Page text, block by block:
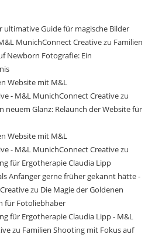
ultimative Guide für magische Bilder
MunichConnect Creativezu Familien
Newborn Fotografie: Ein
Website mit M&L
- M&L MunichConnect Creativezu
neuem Glanz: Relaunch der Website für
Website mit M&L
- M&L MunichConnect Creativezu
für Ergotherapie Claudia Lipp
Anfänger gerne früher gekannt hätte -
zu Die Magie der Goldenen
für Fotoliebhaber
für Ergotherapie Claudia Lipp - M&L
zu Familien Shooting mit Fokus auf